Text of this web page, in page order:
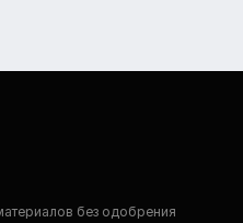
без одобрения